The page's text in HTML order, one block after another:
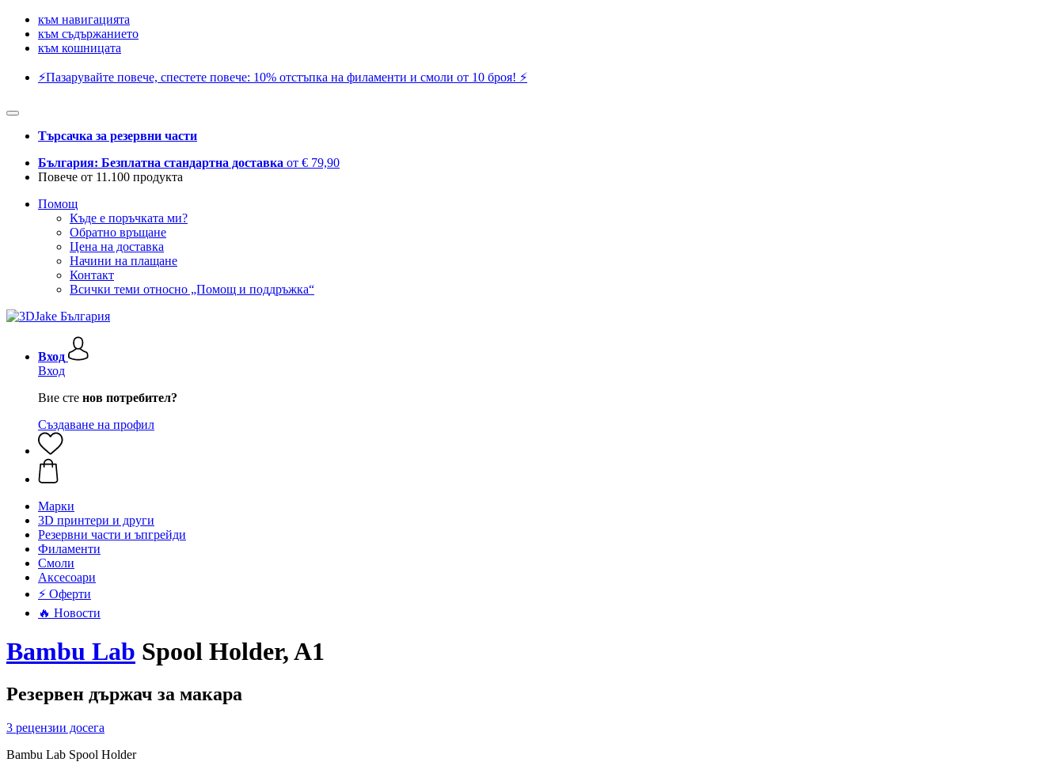
към навигацията
към съдържанието
към кошницата
⚡️Пазарувайте повече, спестете повече: 10% отстъпка на филаменти и смоли от 10 броя! ⚡️
Търсачка за резервни части
България: Безплатна стандартна доставка от € 79,90
Повече от 11.100 продукта
Помощ
Къде е поръчката ми?
Обратно връщане
Цена на доставка
Начини на плащане
Контакт
Всички теми относно „Помощ и поддръжка“
Вход
Вход
Вие сте нов потребител?
Създаване на профил
Mарки
3D принтери и други
Резервни части и ъпгрейди
Филаменти
Смоли
Аксесоари
⚡ Оферти
🔥 Новости
Bambu Lab Spool Holder, A1
Резервен държач за макара
3 рецензии досега
Bambu Lab Spool Holder